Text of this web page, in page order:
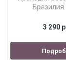
Бразилия
3 290